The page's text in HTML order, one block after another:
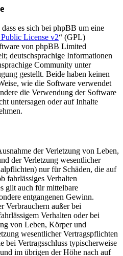
es sich bei phpBB um eine
License v2“ (GPL)
von phpBB Limited
deutschsprachige Informationen
Community unter
gestellt. Beide haben keinen
wie die Software verwendet
die Verwendung der Software
untersagen oder auf Inhalte
der Verletzung von Leben,
der Verletzung wesentlicher
nur für Schäden, die auf
fahrlässiges Verhalten
gilt auch für mittelbare
entgangenen Gewinn.
Verbrauchern außer bei
Verhalten oder bei
von Leben, Körper und
wesentlicher Vertragspflichten
bei Vertragsschluss typischerweise
im übrigen der Höhe nach auf